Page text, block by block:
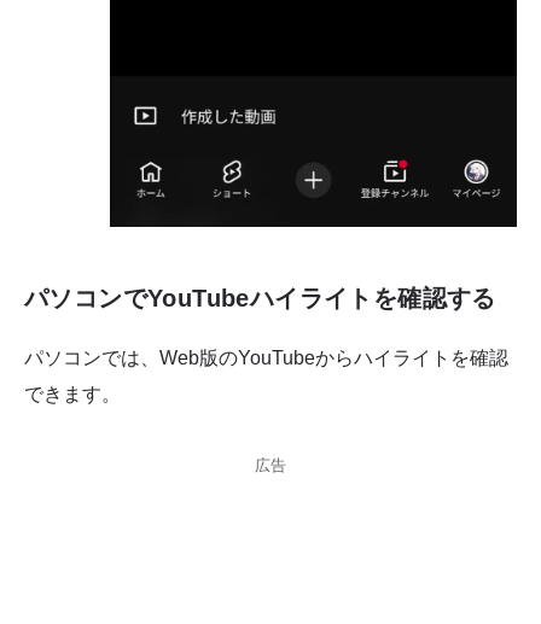
パソコンでYouTubeハイライトを確認する
パソコンでは、Web版のYouTubeからハイライトを確認
できます。
広告